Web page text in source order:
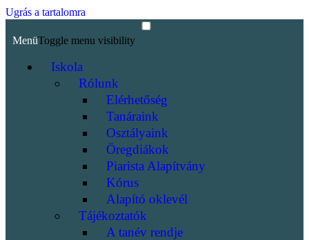
Ugrás a tartalomra
MenüToggle menu visibility
Iskola
Rólunk
Elérhetőség
Tanáraink
Osztályaink
Öregdiákok
Piarista Alapítvány
Kórus
Alapító oklevél
Tájékoztatók
A tanév rendje